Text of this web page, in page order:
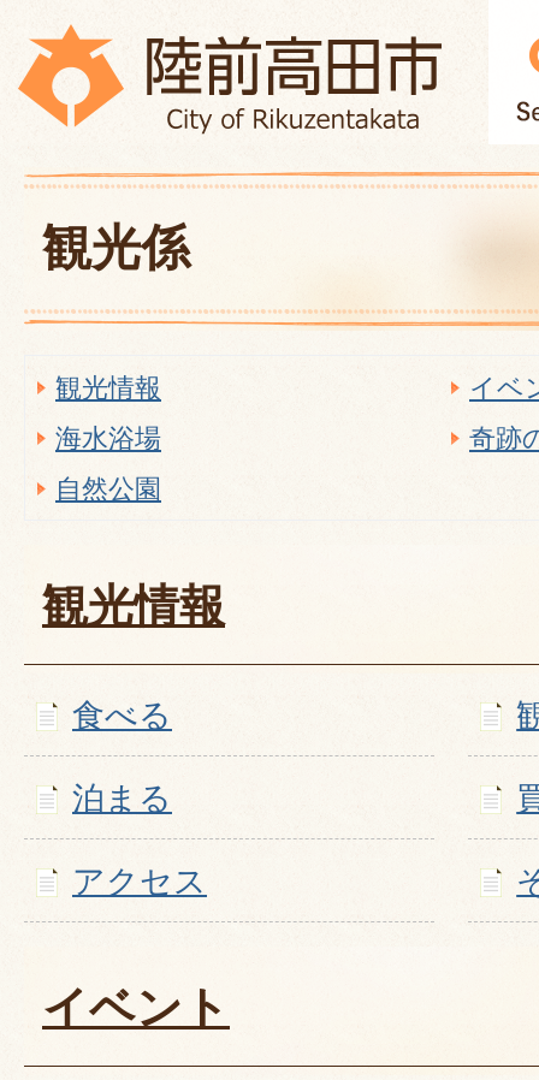
観光係
観光情報
イベ
海水浴場
奇跡
自然公園
観光情報
食べる
泊まる
アクセス
イベント